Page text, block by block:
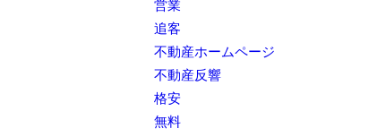
営業
追客
不動産ホームページ
不動産反響
格安
無料